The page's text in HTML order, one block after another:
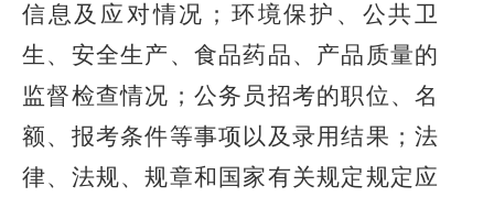
信息及应对情况；环境保护、公共卫
生、安全生产、食品药品、产品质量的
监督检查情况；公务员招考的职位、名
额、报考条件等事项以及录用结果；法
律、法规、规章和国家有关规定规定应